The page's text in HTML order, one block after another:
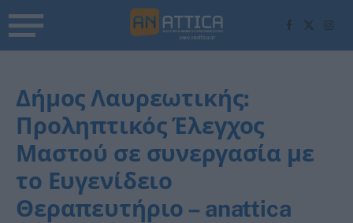
Facebook
X
(Twitter)
Δήμος Λαυρεωτικής:
Προληπτικός Έλεγχος
Μαστού σε συνεργασία με
το Ευγενίδειο
Θεραπευτήριο – anattica